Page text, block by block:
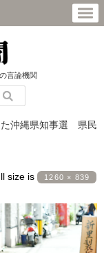
言論機関
沖縄県知事選 県民
size is 1260 × 839